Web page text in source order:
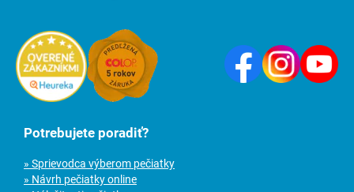
Potrebujete poradiť?
» Sprievodca výberom pečiatky
» Návrh pečiatky online